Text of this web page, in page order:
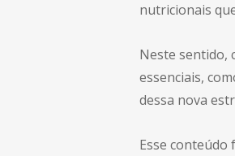
nutricionais
Neste sentido,
essenciais,
dessa nova
Esse